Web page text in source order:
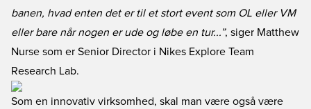
banen, hvad enten det er til et stort event som OL eller VM
eller bare når nogen er ude og løbe en tur...”, siger Matthew
Nurse som er Senior Director i Nikes Explore Team
Research Lab.
Som en innovativ virksomhed, skal man være også være